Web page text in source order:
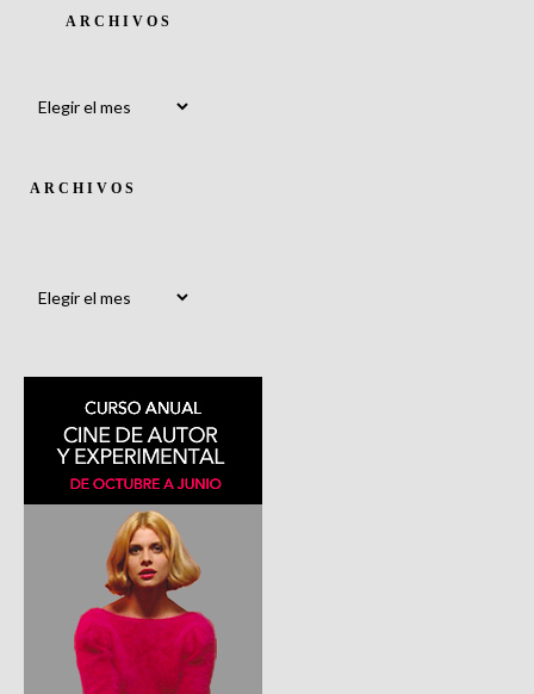
ARCHIVOS
ARCHIVOS